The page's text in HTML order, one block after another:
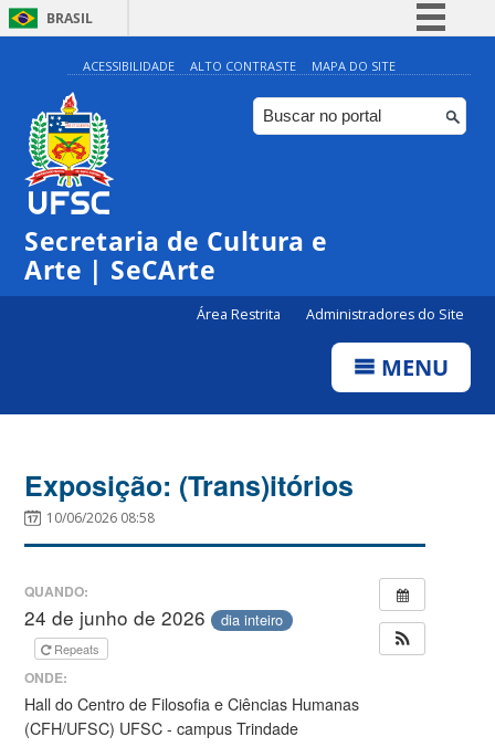
BRASIL
Simplifique!
Comunica BR
Participe
ACESSIBILIDADE ALTO CONTRASTE MAPA DO SITE
Secretaria de Cultura e
Arte | SeCArte
Área Restrita Administradores do Site
MENU
Exposição: (Trans)itórios
10/06/2026 08:58
QUANDO:
24 de junho de 2026 dia inteiro
Repeats
ONDE:
Hall do Centro de Filosofia e Ciências Humanas
(CFH/UFSC) UFSC - campus Trindade